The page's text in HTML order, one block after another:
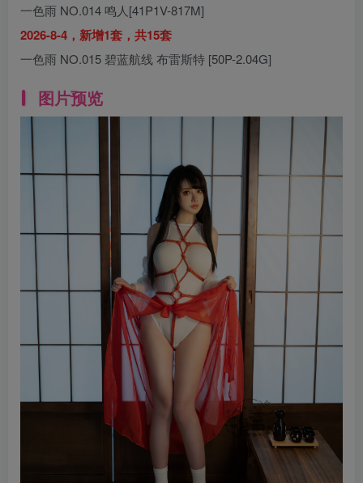
一色雨 NO.014 鸣人[41P1V-817M]
2026-8-4，新增1套，共15套
一色雨 NO.015 碧蓝航线 布雷斯特 [50P-2.04G]
图片预览